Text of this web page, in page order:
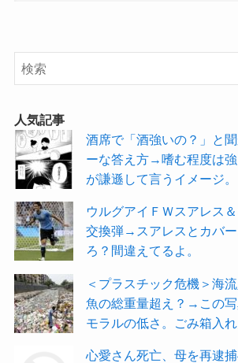
人気記事
酒席で「酒強いの？」と
ーな答え方→嗜む程度は強
が謙遜して言うイメージ。
ウルグアイＦＷスアレス
交換弾→スアレスとカバ
ろ？間違えてるよ。
＜プラスチック危機＞海
魚の総重量超え？→この
モラルの低さ。ごみ箱入れ
心愛さん死亡、母を再逮